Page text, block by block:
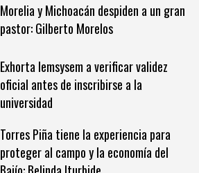
Morelia y Michoacán despiden a un gran
pastor: Gilberto Morelos
Exhorta Iemsysem a verificar validez
oficial antes de inscribirse a la
universidad
Torres Piña tiene la experiencia para
proteger al campo y la economía del